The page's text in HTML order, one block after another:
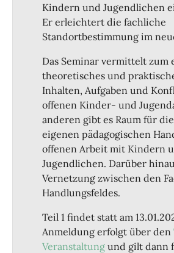
Kindern und Jugendlichen
Er erleichtert die fachliche
Standortbestimmung im
Das Seminar vermittelt zum
theoretisches und
Inhalten, Aufgaben und
offenen Kinder- und
anderen gibt es Raum für
eigenen pädagogischen
offenen Arbeit mit Kindern
Jugendlichen. Darüber
Vernetzung zwischen den
Handlungsfeldes.
Teil 1 findet statt am
Anmeldung erfolgt über den
Veranstaltung und gilt dann